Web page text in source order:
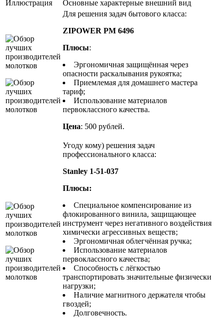
Иллюстрация
Основные характерные внешний вид
Для решения задач бытового класса:
ZIPOWER PM 6496
Плюсы:
Эргономичная защищённая через
опасности раскалывания рукоятка;
Приемлемая для домашнего мастера
тариф;
Использование материалов
первоклассного качества.
Цена: 500 рублей.
Угоду кому) решения задач
профессионального класса:
Stanley 1-51-037
Плюсы:
Специальное компенсирование из
флокированного винила, защищающее
инструмент через негативного воздействия
химически агрессивных веществ;
Эргономичная облегчённая ручка;
Использование материалов
первоклассного качества;
Способность с лёгкостью
транспортировать значительные физически
нагрузки;
Наличие магнитного держателя чтобы
гвоздей;
Долговечность.